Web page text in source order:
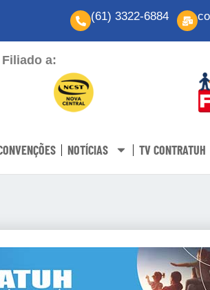
(61) 3322-6884
Filiado a:
NOTÍCIAS TV CONTRATUH